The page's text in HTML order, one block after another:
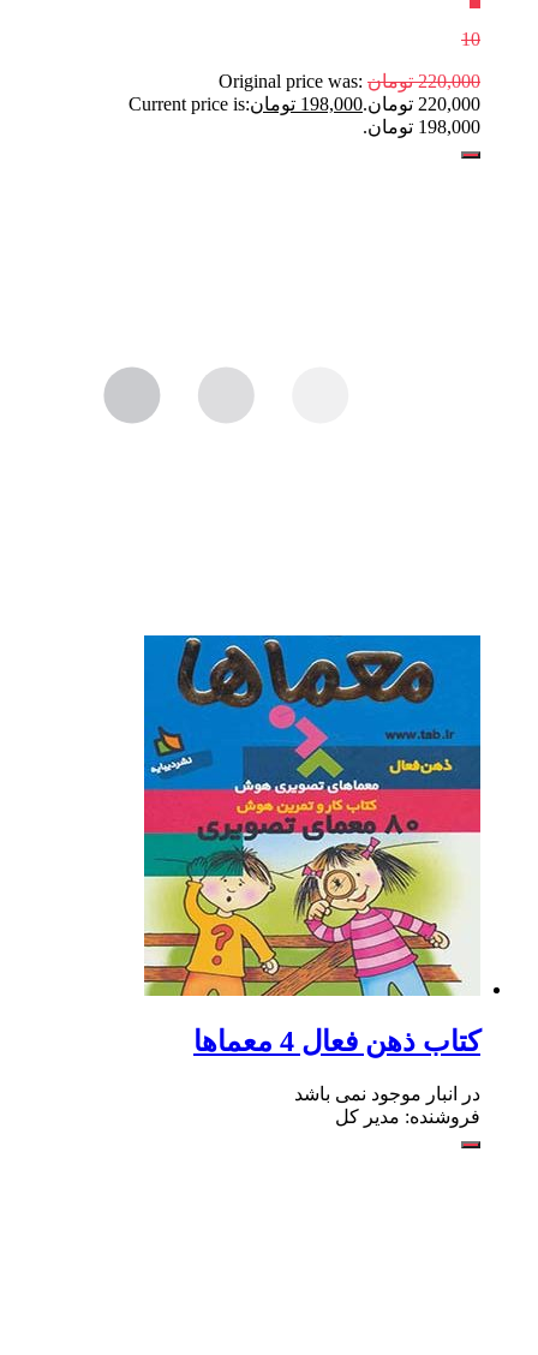
10
220,000 تومان Original price was:
220,000 تومان.
198,000 تومانCurrent price is:
198,000 تومان.
کتاب ذهن فعال 4 معماها
در انبار موجود نمی باشد
فروشنده: مدیر کل